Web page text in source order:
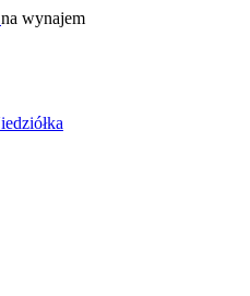
na wynajem